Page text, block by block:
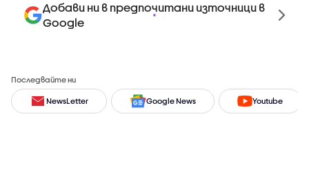
Добави ни в предпочитани източници в
Google
Последвайте ни
NewsLetter Google News Youtube